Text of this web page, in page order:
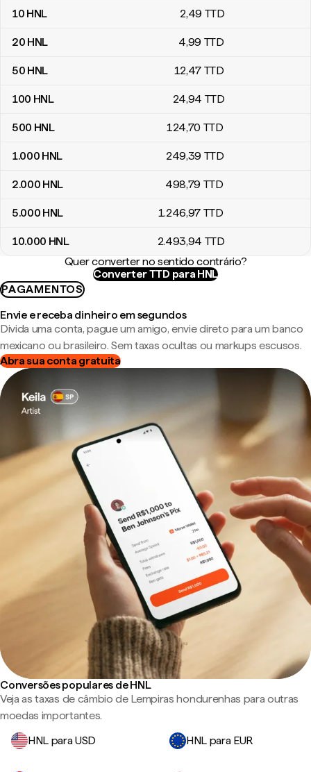
10 HNL 2,49 TTD
20 HNL 4,99 TTD
50 HNL 12,47 TTD
100 HNL 24,94 TTD
500 HNL 124,70 TTD
1.000 HNL 249,39 TTD
2.000 HNL 498,79 TTD
5.000 HNL 1.246,97 TTD
10.000 HNL 2.493,94 TTD
Quer converter no sentido contrário?
Converter TTD para HNL
PAGAMENTOS
Envie e receba dinheiro em segundos
Divida uma conta, pague um amigo, envie direto para um banco
mexicano ou brasileiro. Sem taxas ocultas ou markups escusos.
Abra sua conta gratuita
Conversões populares de HNL
Veja as taxas de câmbio de Lempiras hondurenhas para outras
moedas importantes.
HNL para USD
HNL para EUR